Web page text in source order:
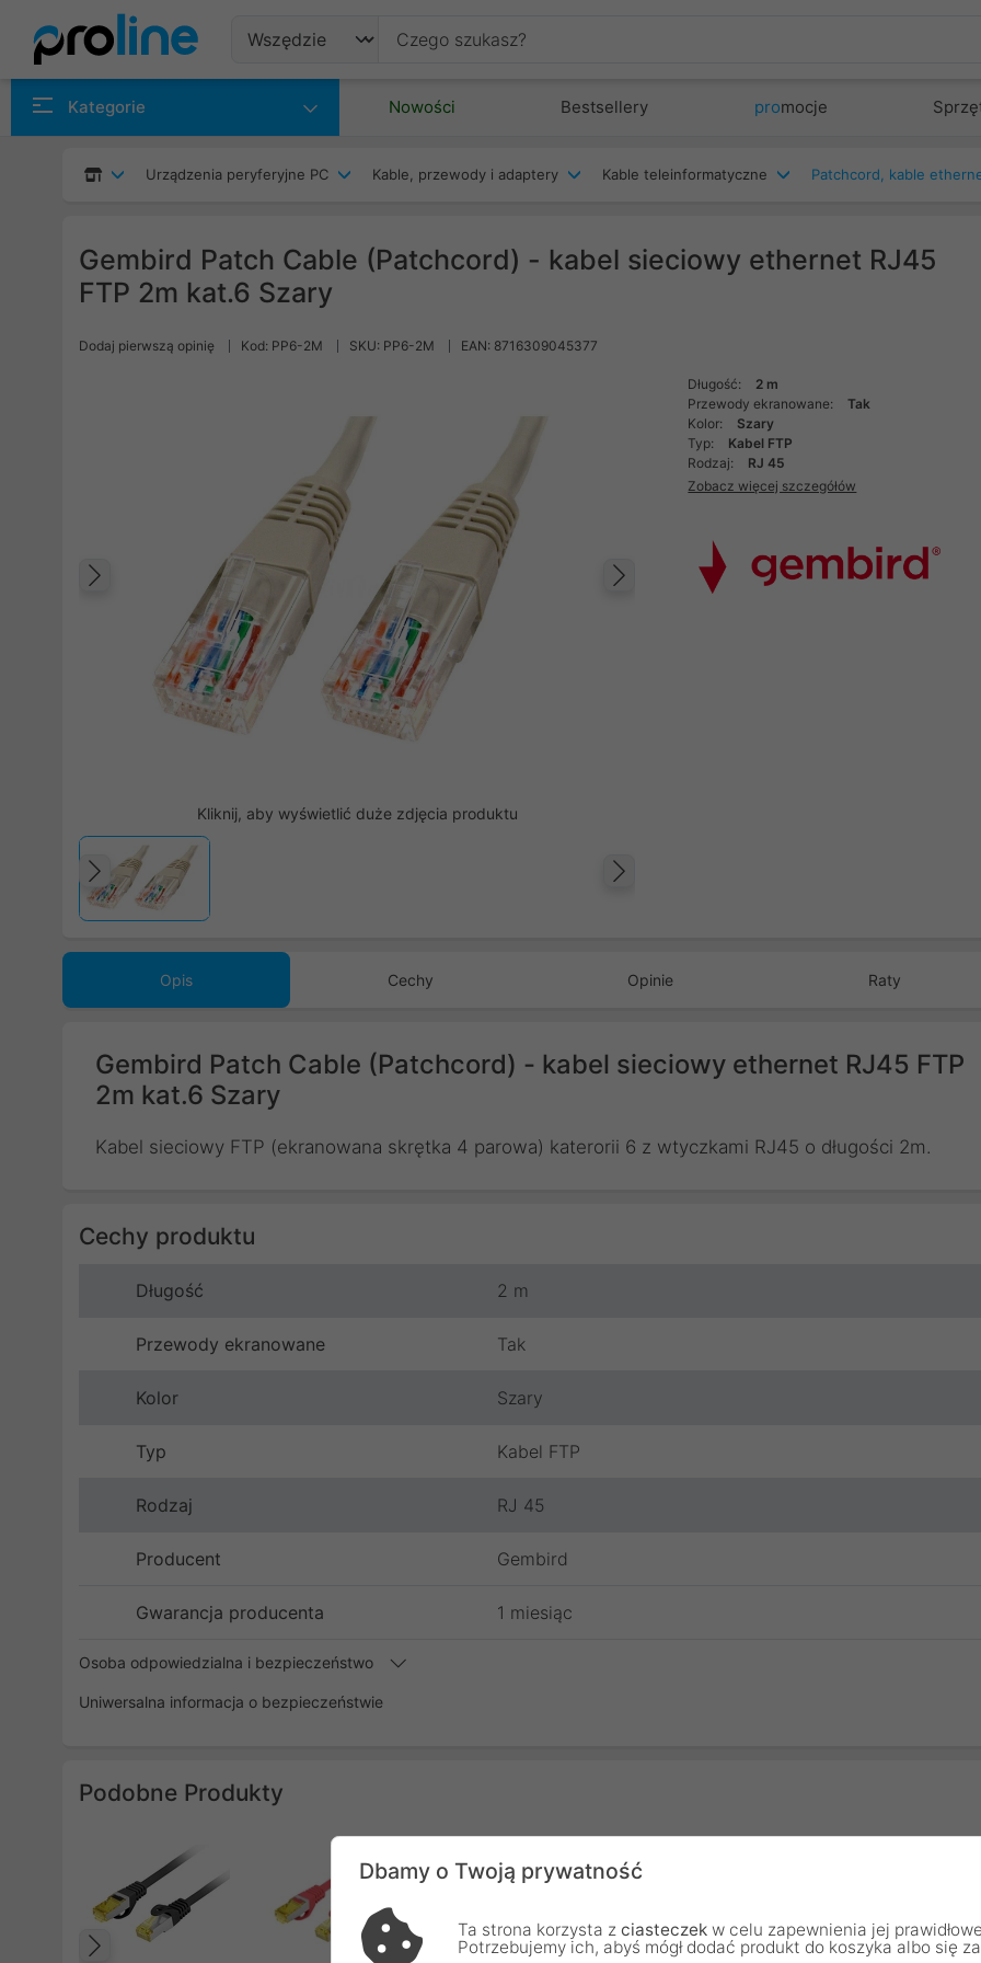
Kategorie Nowości Bestsellery promocje
Urządzenia peryferyjne PC Kable, przewody i adaptery Kable teleinformatyczne
Gembird Patch Cable (Patchcord) - kabel sieciowy ethernet RJ45
FTP 2m kat.6 Szary
Dodaj pierwszą opinię Kod: PP6-2M SKU: PP6-2M EAN: 8716309045377
Następny
Poprzedni
Kliknij, aby wyświetlić duże zdjęcia produktu
Poprzedni
Długość:
2 m
Przewody ekranowane:
Tak
Kolor:
Szary
Typ:
Kabel FTP
Rodzaj:
RJ 45
Zobacz więcej szczegółów
Opis Cechy Opinie Raty
Gembird Patch Cable (Patchcord) - kabel sieciowy ethernet RJ45 FTP
2m kat.6 Szary
Kabel sieciowy FTP (ekranowana skrętka 4 parowa) katerorii 6 z wtyczkami RJ45 o długości 2m.
Cechy produktu
Długość 2 m
Przewody ekranowane Tak
Kolor Szary
Typ Kabel FTP
Rodzaj RJ 45
Producent Gembird
Gwarancja producenta 1 miesiąc
Osoba odpowiedzialna i bezpieczeństwo
Uniwersalna informacja o bezpieczeństwie
Podobne Produkty
Dbamy o Twoją prywatność
Ta strona korzysta z ciasteczek w celu zapewnienia jej
Potrzebujemy ich, abyś mógł dodać produkt do koszyka albo się